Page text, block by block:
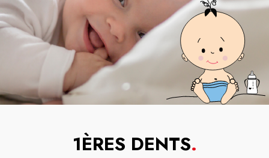
1ÈRES DENTS.